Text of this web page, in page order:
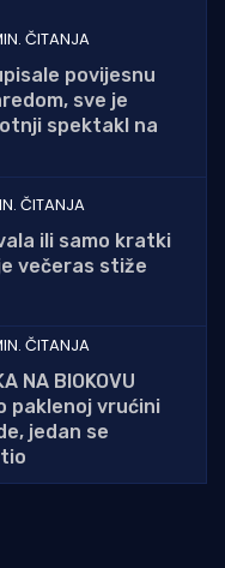
ČITANJA
povijesnu
sve je
spektakl na
ČITANJA
ili samo kratki
večeras stiže
ČITANJA
NA BIOKOVU
paklenoj vrućini
jedan se